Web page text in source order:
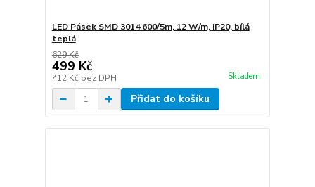
LED Pásek SMD 3014 600/5m, 12 W/m, IP20, bílá
teplá
629 Kč
499 Kč
412 Kč bez DPH Skladem
Přidat do košíku